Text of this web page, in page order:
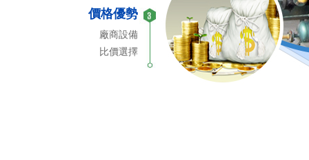
價格優勢
廠商設備
比價選擇